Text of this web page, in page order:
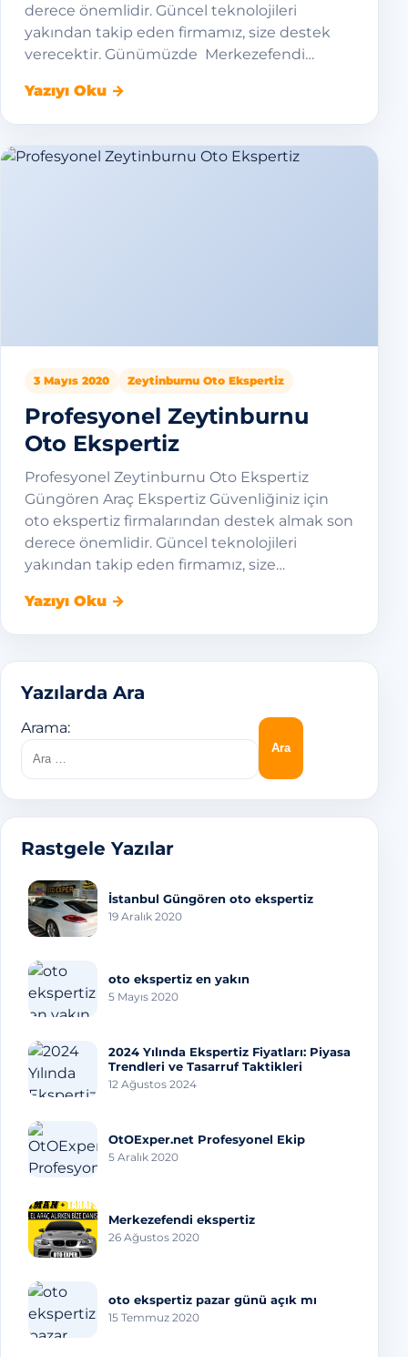
derece önemlidir. Güncel teknolojileri
yakından takip eden firmamız, size destek
verecektir. Günümüzde Merkezefendi…
Yazıyı Oku →
3 Mayıs 2020 Zeytinburnu Oto Ekspertiz
Profesyonel Zeytinburnu
Oto Ekspertiz
Profesyonel Zeytinburnu Oto Ekspertiz
Güngören Araç Ekspertiz Güvenliğiniz için
oto ekspertiz firmalarından destek almak son
derece önemlidir. Güncel teknolojileri
yakından takip eden firmamız, size…
Yazıyı Oku →
Yazılarda Ara
Arama:
Rastgele Yazılar
İstanbul Güngören oto ekspertiz
19 Aralık 2020
oto ekspertiz en yakın
5 Mayıs 2020
2024 Yılında Ekspertiz Fiyatları: Piyasa
Trendleri ve Tasarruf Taktikleri
12 Ağustos 2024
OtOExper.net Profesyonel Ekip
5 Aralık 2020
Merkezefendi ekspertiz
26 Ağustos 2020
oto ekspertiz pazar günü açık mı
15 Temmuz 2020